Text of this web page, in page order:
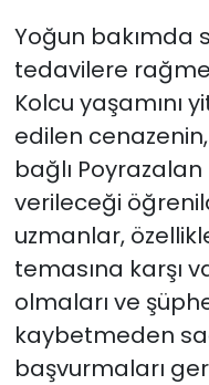
Yoğun bakımda
tedavilere
Kolcu yaşamını
edilen
bağlı
verileceği
uzmanlar,
temasına karşı
olmaları ve
kaybetmeden
başvurmaları